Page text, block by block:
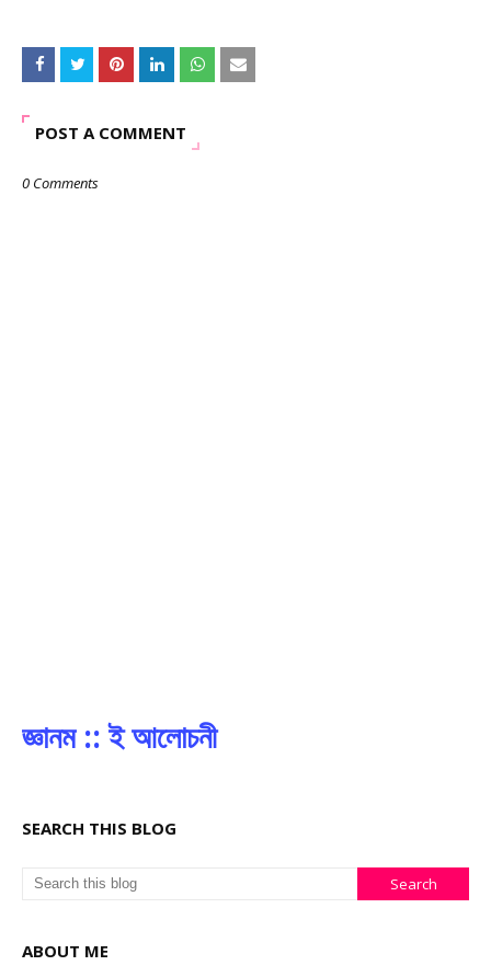
POST A COMMENT
0 Comments
জ্ঞানম :: ই আলোচনী
SEARCH THIS BLOG
ABOUT ME